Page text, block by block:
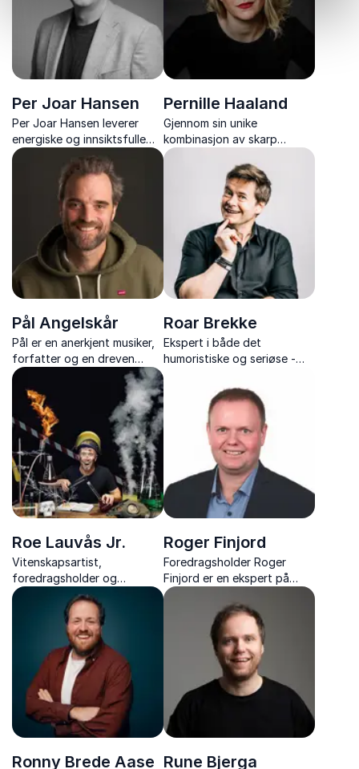
arrangement.
Per Joar Hansen
Per Joar Hansen leverer
energiske og innsiktsfulle
foredrag om ledelse,
lagbygging og prestasjon i
krevende situasjoner.
Pernille Haaland
Gjennom sin unike
kombinasjon av skarp
humor, profesjonell
sceneerfaring og evne til å
improvisere, sikrer hun at
ditt arrangement flyter
sømløst – enten det er et
faglig seminar, en
prisutdeling elle...
Pål Angelskår
Pål er en anerkjent musiker,
forfatter og en dreven
historieforteller. Dra nytte
av hans kunnskap og
erfaring som utøver,
låtskriver og bandleder i en
bransje litt på utsiden av
det øvrige samfunnet.
Roar Brekke
Ekspert i både det
humoristiske og seriøse -
foredrag eller fortreffelig
stand-up show.
Roe Lauvås Jr.
Vitenskapsartist,
foredragsholder og
programleder, kjent for sine
spektakulære vitenshow og
innovative tanker om
utdanning.
Roger Finjord
Foredragsholder Roger
Finjord er en ekspert på
menneskelige relasjoner og
lagbygging. Hans unike
kombinasjon av humor og
visdom gir livlige og
tankevekkende foredrag.
Perfekt for teamutvikling!
Ronny Brede Aase Rune Bjerga